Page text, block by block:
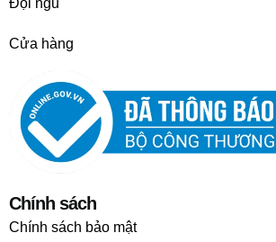
Đội ngũ
Cửa hàng
Chính sách
Chính sách bảo mật